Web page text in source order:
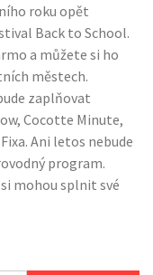
roku opět
Back to School.
a můžete si ho
městech.
zaplňovat
Cocotte Minute,
Ani letos nebude
program.
mohou splnit své